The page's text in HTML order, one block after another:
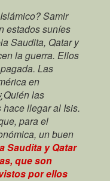
Samir
estados suníes
Saudita, Qatar y
la guerra. Ellos
Las
en
las
llegar al Isis.
para el
un buen
Saudita y Qatar
que son
por ellos